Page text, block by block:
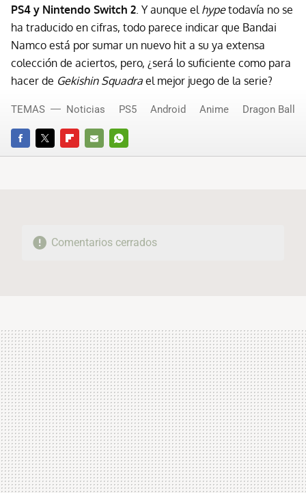
PS4 y Nintendo Switch 2. Y aunque el hypetodavía no se
ha traducido en cifras, todo parece indicar que Bandai
Namco está por sumar un nuevo hit a su ya extensa
colección de aciertos, pero, ¿será lo suficiente como para
hacer de Gekishin Squadra el mejor juego de la serie?
FACEBOOKTWITTERFLIPBOARD
E-
WHATSAPP
TEMAS Noticias PS5 Android Anime Dragon Ball
Comentarios cerrados